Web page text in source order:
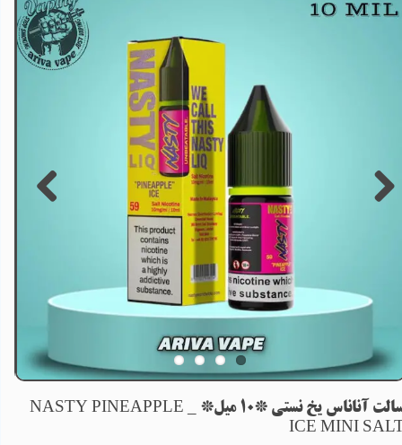
سالت آناناس یخ نستی *10 میل* _ NASTY PINEAPPLE
ICE MINI